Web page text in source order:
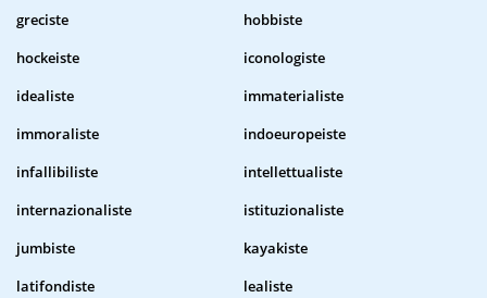
greciste
hobbiste
hockeiste
iconologiste
idealiste
immaterialiste
immoraliste
indoeuropeiste
infallibiliste
intellettualiste
internazionaliste
istituzionaliste
jumbiste
kayakiste
latifondiste
lealiste